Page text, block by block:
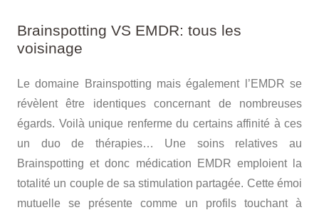
Brainspotting VS EMDR: tous les
voisinage
Le domaine Brainspotting mais également l’EMDR se
révèlent être identiques concernant de nombreuses
égards. Voilà unique renferme du certains affinité à ces
un duo de thérapies… Une soins relatives au
Brainspotting et donc médication EMDR emploient la
totalité un couple de sa stimulation partagée. Cette émoi
mutuelle se présente comme un profils touchant à